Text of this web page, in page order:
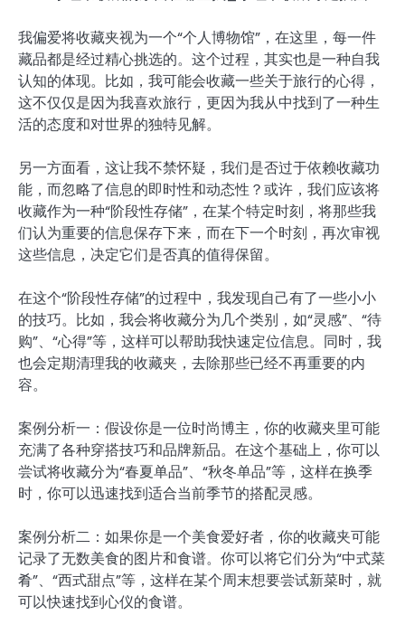
我偏爱将收藏夹视为一个“个人博物馆”，在这里，每一件
藏品都是经过精心挑选的。这个过程，其实也是一种自我
认知的体现。比如，我可能会收藏一些关于旅行的心得，
这不仅仅是因为我喜欢旅行，更因为我从中找到了一种生
活的态度和对世界的独特见解。
另一方面看，这让我不禁怀疑，我们是否过于依赖收藏功
能，而忽略了信息的即时性和动态性？或许，我们应该将
收藏作为一种“阶段性存储”，在某个特定时刻，将那些我
们认为重要的信息保存下来，而在下一个时刻，再次审视
这些信息，决定它们是否真的值得保留。
在这个“阶段性存储”的过程中，我发现自己有了一些小小
的技巧。比如，我会将收藏分为几个类别，如“灵感”、“待
购”、“心得”等，这样可以帮助我快速定位信息。同时，我
也会定期清理我的收藏夹，去除那些已经不再重要的内
容。
案例分析一：假设你是一位时尚博主，你的收藏夹里可能
充满了各种穿搭技巧和品牌新品。在这个基础上，你可以
尝试将收藏分为“春夏单品”、“秋冬单品”等，这样在换季
时，你可以迅速找到适合当前季节的搭配灵感。
案例分析二：如果你是一个美食爱好者，你的收藏夹可能
记录了无数美食的图片和食谱。你可以将它们分为“中式菜
肴”、“西式甜点”等，这样在某个周末想要尝试新菜时，就
可以快速找到心仪的食谱。